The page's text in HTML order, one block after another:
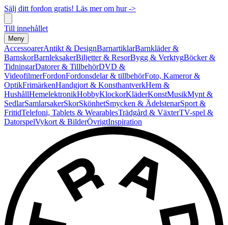
Sälj ditt fordon gratis! Läs mer om hur ->
Till innehållet
Meny
AccessoarerAntikt & DesignBarnartiklarBarnkläder &
BarnskorBarnleksakerBiljetter & ResorBygg & VerktygBöcker &
TidningarDatorer & TillbehörDVD &
VideofilmerFordonFordonsdelar & tillbehörFoto, Kameror &
OptikFrimärkenHandgjort & KonsthantverkHem &
HushållHemelektronikHobbyKlockorKläderKonstMusikMynt &
SedlarSamlarsakerSkorSkönhetSmycken & ÄdelstenarSport &
FritidTelefoni, Tablets & WearablesTrädgård & VäxterTV-spel &
DatorspelVykort & BilderÖvrigtInspiration